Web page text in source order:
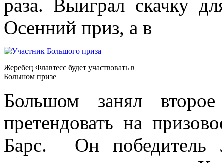
раза. Выиграл скачку
Осенний приз, а в
Жеребец Флавтесс будет участвовать в
Большом призе
Большом занял
претендовать на
Барс. Он победитель